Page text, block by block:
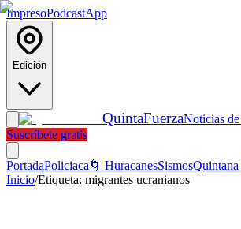
ImpresoPodcastApp
Edición
QuintaFuerzaNoticias
Suscríbete gratis
PortadaPoliciaca 🌀 HuracanesSismos
Inicio/Etiqueta: migrantes ucranianos